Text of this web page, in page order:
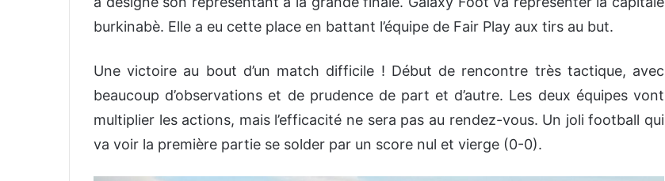
burkinabè. Elle a eu cette place en battant l’équipe de Fair Play aux tirs au but.
Une victoire au bout d’un match difficile ! Début de rencontre très tactique, avec
beaucoup d’observations et de prudence de part et d’autre. Les deux équipes vont
multiplier les actions, mais l’efficacité ne sera pas au rendez-vous. Un joli football qui
va voir la première partie se solder par un score nul et vierge (0-0).